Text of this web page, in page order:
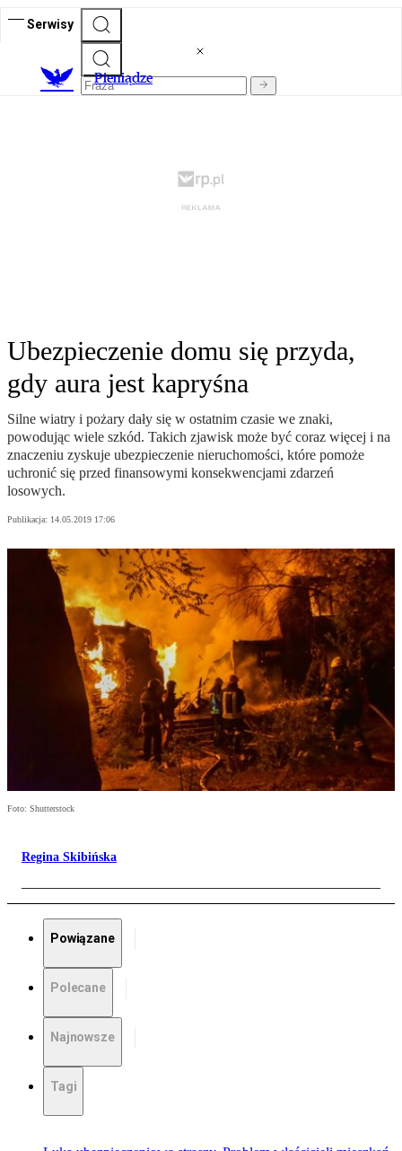
Serwisy
Pieniądze
Ubezpieczenie domu się przyda,
gdy aura jest kapryśna
Silne wiatry i pożary dały się w ostatnim czasie we znaki,
powodując wiele szkód. Takich zjawisk może być coraz więcej i na
znaczeniu zyskuje ubezpieczenie nieruchomości, które pomoże
uchronić się przed finansowymi konsekwencjami zdarzeń
losowych.
Publikacja: 14.05.2019 17:06
Foto: Shutterstock
Regina Skibińska
Powiązane
Polecane
Najnowsze
Tagi